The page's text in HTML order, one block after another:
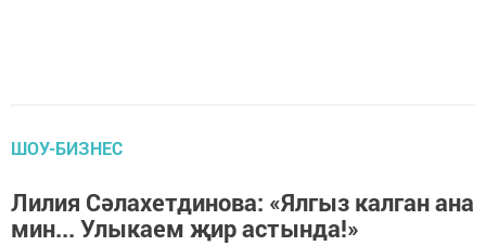
ШОУ-БИЗНЕС
Лилия Сәлахетдинова: «Ялгыз калган ана
мин... Улыкаем җир астында!»